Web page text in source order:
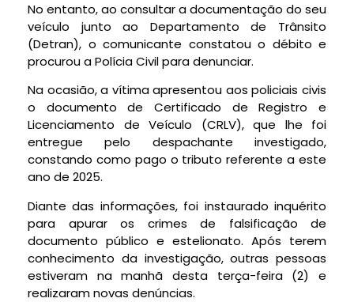
No entanto, ao consultar a documentação do seu
veículo junto ao Departamento de Trânsito
(Detran), o comunicante constatou o débito e
procurou a Polícia Civil para denunciar.
Na ocasião, a vítima apresentou aos policiais civis
o documento de Certificado de Registro e
Licenciamento de Veículo (CRLV), que lhe foi
entregue pelo despachante investigado,
constando como pago o tributo referente a este
ano de 2025.
Diante das informações, foi instaurado inquérito
para apurar os crimes de falsificação de
documento público e estelionato. Após terem
conhecimento da investigação, outras pessoas
estiveram na manhã desta terça-feira (2) e
realizaram novas denúncias.